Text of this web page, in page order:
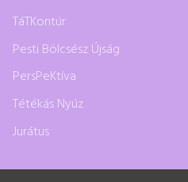
TáTKontúr
Pesti Bölcsész Újság
PersPeKtíva
Tétékás Nyúz
Jurátus